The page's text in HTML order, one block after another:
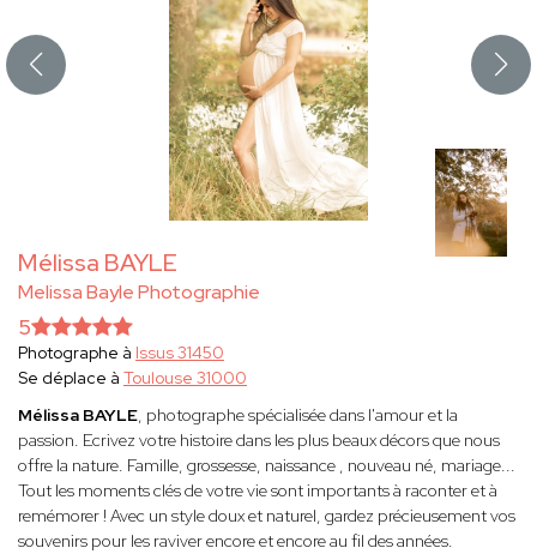
Mélissa BAYLE
Melissa Bayle Photographie
5
Photographe à Issus 31450
Se déplace à Toulouse 31000
Mélissa BAYLE, photographe spécialisée dans l'amour et la
passion. Ecrivez votre histoire dans les plus beaux décors que nous
offre la nature. Famille, grossesse, naissance , nouveau né, mariage...
Tout les moments clés de votre vie sont importants à raconter et à
remémorer ! Avec un style doux et naturel, gardez précieusement vos
souvenirs pour les raviver encore et encore au fil des années.